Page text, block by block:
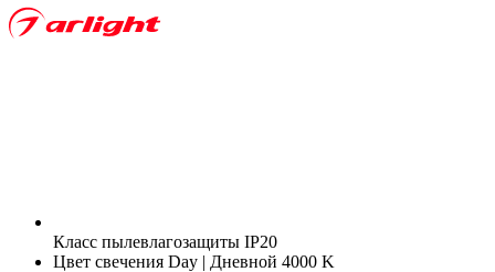
Класс пылевлагозащиты IP20
Цвет свечения Day | Дневной 4000 K